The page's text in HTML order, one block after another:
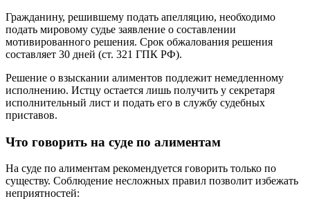
Гражданину, решившему подать апелляцию, необходимо
подать мировому судье заявление о составлении
мотивированного решения. Срок обжалования решения
составляет 30 дней (ст. 321 ГПК РФ).
Решение о взыскании алиментов подлежит немедленному
исполнению. Истцу остается лишь получить у секретаря
исполнительный лист и подать его в службу судебных
приставов.
Что говорить на суде по алиментам
На суде по алиментам рекомендуется говорить только по
существу. Соблюдение несложных правил позволит избежать
неприятностей: